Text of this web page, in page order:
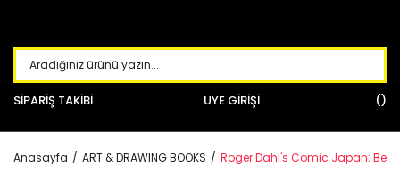
SİPARİŞ TAKİBİ ÜYE GİRİŞİ
Anasayfa ART & DRAWING BOOKS Roger Dahl's Comic Japan: